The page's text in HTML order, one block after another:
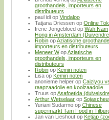
groothandels, importeurs en
distributeurs
paul idi op Vindaloo
Tatjana Driessen op Online
Irene Jongebloed op Wah Nam
Hong in Amsterdam
Robin opAziatische
importeurs en distributeurs
Meneer WopAziatische
groothandels, importeurs en
distributeurs
Robin op Kemiri noten
Lisa op Kemiri noten
anonieme helper op Caiziyou
raapzaadolie en koolzaadolie
Truus opAsafoetida
Arthur Wetselaar op
Yuriani Sudarmo op Chinese
supermarkt Tam Food in
Jan van Lieshout op Ketjap